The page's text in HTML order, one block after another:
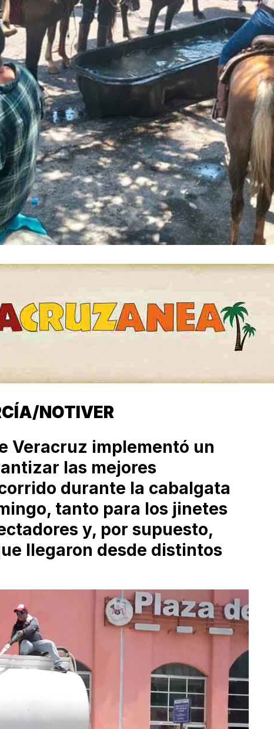
NOTIVER
Veracruz implementó un
las mejores
durante la cabalgata
tanto para los jinetes
y, por supuesto,
llegaron desde distintos